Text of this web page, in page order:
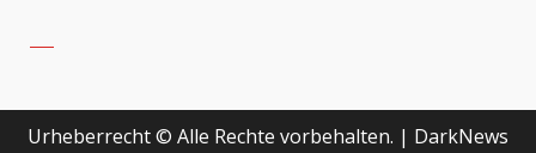
Urheberrecht © Alle Rechte vorbehalten. | DarkNews